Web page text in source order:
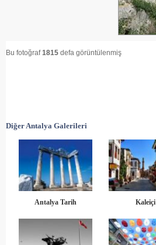
Bu fotoğraf1815 defa görüntülenmiş
Diğer Antalya Galerileri
Antalya Tarih Kaleiçi